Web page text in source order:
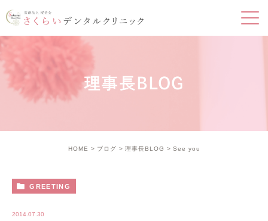
理事長BLOG
HOME ブログ 理事長BLOG See you
GREETING
2014.07.30